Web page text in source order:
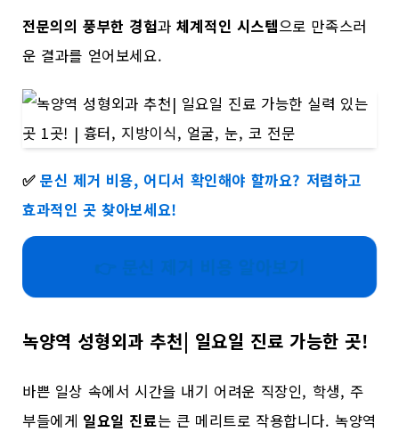
전문의의 풍부한 경험과 체계적인 시스템으로 만족스러
운 결과를 얻어보세요.
✅문신 제거 비용, 어디서 확인해야 할까요? 저렴하고
효과적인 곳 찾아보세요!
녹양역 성형외과 추천| 일요일 진료 가능한 곳!
바쁜 일상 속에서 시간을 내기 어려운 직장인, 학생, 주
부들에게 일요일 진료는 큰 메리트로 작용합니다. 녹양역